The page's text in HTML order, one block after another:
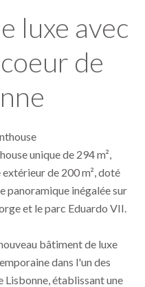
luxe avec
de
unique de 294 m²,
de 200 m², doté
panoramique inégalée sur
et le parc Eduardo VII.
bâtiment de luxe
dans l'un des
Lisbonne, établissant une